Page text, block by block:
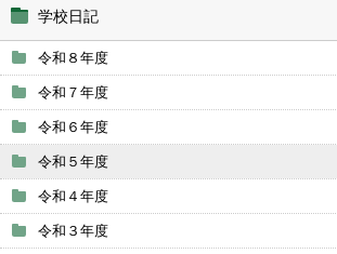
学校日記
令和８年度
令和７年度
令和６年度
令和５年度
令和４年度
令和３年度